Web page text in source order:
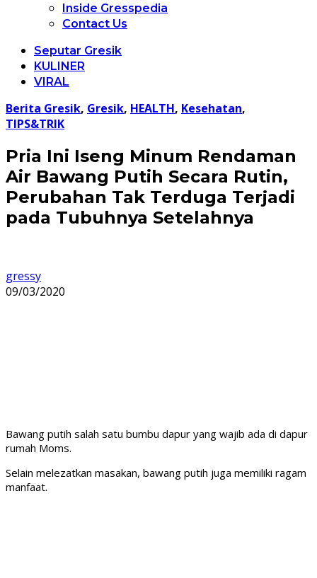
Inside Gresspedia
Contact Us
Seputar Gresik
KULINER
VIRAL
Berita Gresik, Gresik, HEALTH, Kesehatan,
TIPS&TRIK
Pria Ini Iseng Minum Rendaman
Air Bawang Putih Secara Rutin,
Perubahan Tak Terduga Terjadi
pada Tubuhnya Setelahnya
gressy
09/03/2020
Bawang putih salah satu bumbu dapur yang wajib ada di dapur
rumah Moms.
Selain melezatkan masakan, bawang putih juga memiliki ragam
manfaat.